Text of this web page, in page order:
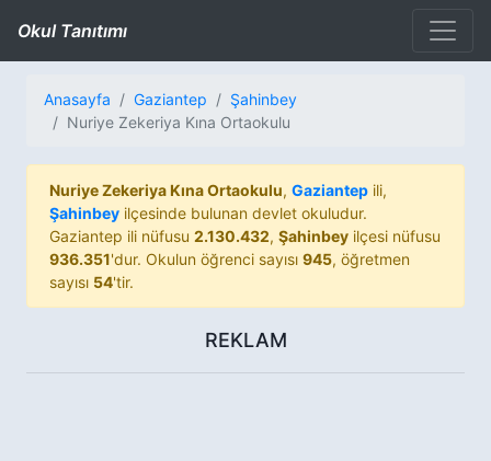
Okul Tanıtımı
Anasayfa Gaziantep
Şahinbey
Nuriye Zekeriya Kına Ortaokulu
Nuriye Zekeriya Kına Ortaokulu, Gaziantep ili,
Şahinbey ilçesinde bulunan devlet okuludur.
Gaziantep ili nüfusu 2.130.432, Şahinbey ilçesi nüfusu
936.351'dur. Okulun öğrenci sayısı 945, öğretmen
sayısı 54'tir.
REKLAM